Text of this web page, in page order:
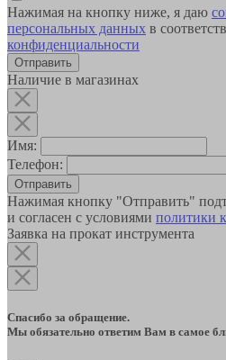
Нажимая на кнопку ниже, я даю
персональных данных в
конфиденциальности
Наличие в магазинах
Имя:
Телефон:
Отправить
Нажимая кнопку "Отправить"
и согласен с условиями политики
Заявка на прокат инструмента
Спасибо за обращение.
Мы обязательно ответим Вам в самое